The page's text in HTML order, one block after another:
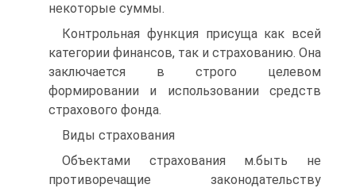
некоторые суммы.
Контрольная функция присуща как всей
категории финансов, так и страхованию. Она
заключается в строго целевом
формировании и использовании средств
страхового фонда.
Виды страхования
Объектами страхования м.быть не
противоречащие законодательству